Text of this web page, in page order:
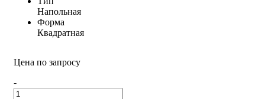
Напольная
Форма
Квадратная
Цена по запросу
-